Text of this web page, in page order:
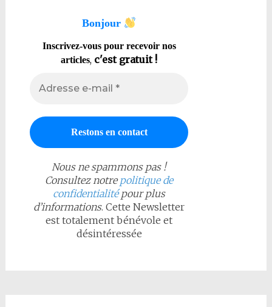
Bonjour
Inscrivez-vous pour recevoir nos
articles, c'est gratuit !
Nous ne spammons pas !
Consultez notrepolitique de
confidentialitépour plus
d’informations. Cette Newsletter
est totalement bénévole et
désintéressée